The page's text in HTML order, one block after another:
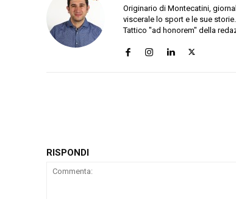
Originario di Montecatini,
viscerale lo sport e le sue
Tattico "ad honorem" della
RISPONDI